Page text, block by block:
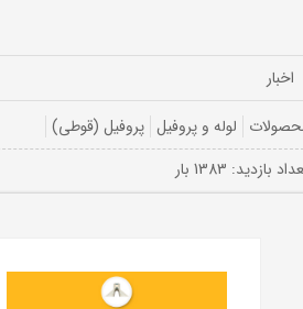
اخبار
لوله و پروفیل پروفیل (قوطی)
بازديد: 1383 بار